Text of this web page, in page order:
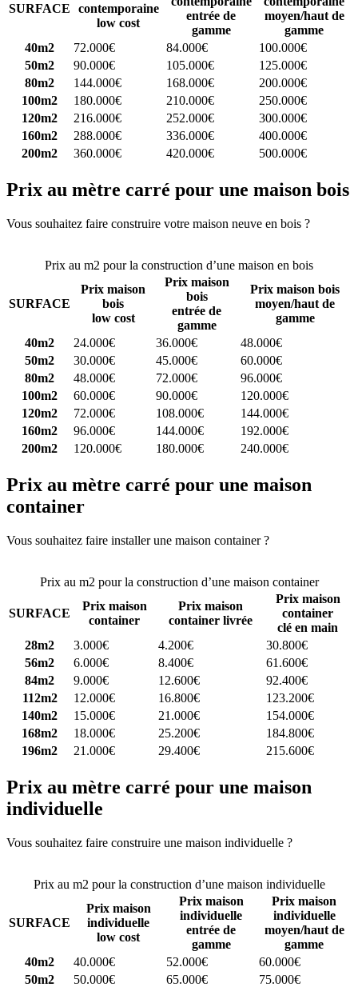
SURFACE
contemporaine
low cost
entrée de
gamme
moyen/haut de
gamme
40m2
72.000€ 84.000€
100.000€
50m2
90.000€ 105.000€
125.000€
80m2
144.000€ 168.000€
200.000€
100m2
180.000€ 210.000€
250.000€
120m2
216.000€ 252.000€
300.000€
160m2
288.000€ 336.000€
400.000€
200m2
360.000€ 420.000€ 500.000€
Prix au mètre carré pour une maison bois
Vous souhaitez faire construire votre maison neuve en bois ?
Prix au m2 pour la construction d’une maison en bois
SURFACE
Prix maison
bois
low cost
Prix maison
bois
entrée de
gamme
Prix maison bois
moyen/haut de
gamme
40m2
24.000€ 36.000€
48.000€
50m2
30.000€ 45.000€
60.000€
80m2
48.000€ 72.000€
96.000€
100m2
60.000€ 90.000€
120.000€
120m2
72.000€ 108.000€
144.000€
160m2
96.000€ 144.000€
192.000€
200m2
120.000€ 180.000€ 240.000€
Prix au mètre carré pour une maison
container
Vous souhaitez faire installer une maison container ?
Prix au m2 pour la construction d’une maison container
SURFACE
Prix maison
container
Prix maison
container livrée
Prix maison
container
clé en main
28m2
3.000€ 4.200€
30.800€
56m2
6.000€ 8.400€
61.600€
84m2
9.000€ 12.600€
92.400€
112m2
12.000€ 16.800€
123.200€
140m2
15.000€ 21.000€
154.000€
168m2
18.000€ 25.200€
184.800€
196m2
21.000€ 29.400€ 215.600€
Prix au mètre carré pour une maison
individuelle
Vous souhaitez faire construire une maison individuelle ?
Prix au m2 pour la construction d’une maison individuelle
SURFACE
Prix maison
individuelle
low cost
Prix maison
individuelle
entrée de
gamme
Prix maison
individuelle
moyen/haut de
gamme
40m2
40.000€ 52.000€
60.000€
50m2
50.000€ 65.000€
75.000€